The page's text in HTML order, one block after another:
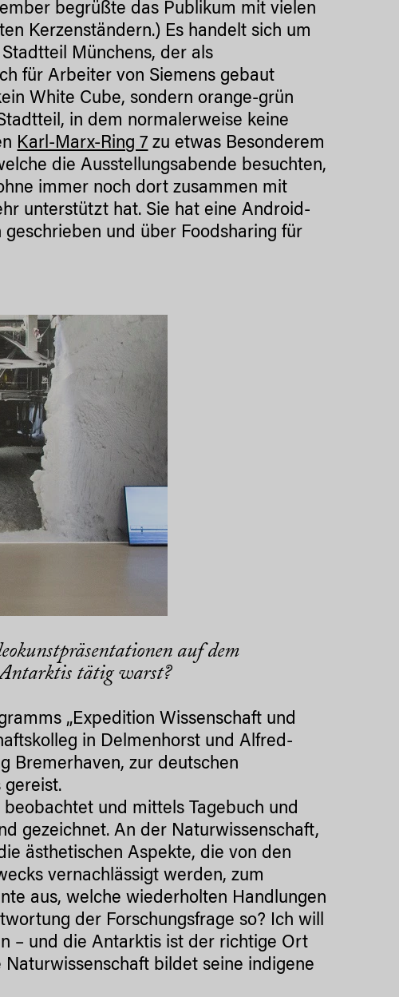
begrüßte das Publikum mit vielen
Kerzenständern.) Es handelt sich um
Münchens, der als
für Arbeiter von Siemens gebaut
White Cube, sondern orange-grün
in dem normalerweise keine
Karl-Marx-Ring 7 zu etwas Besonderem
die Ausstellungsabende besuchten,
immer noch dort zusammen mit
unterstützt hat. Sie hat eine Android-
und über Foodsharing für
auf dem
tätig warst?
„Expedition Wissenschaft und
in Delmenhorst und Alfred-
Bremerhaven, zur deutschen
gereist.
und mittels Tagebuch und
gezeichnet. An der Naturwissenschaft,
ästhetischen Aspekte, die von den
vernachlässigt werden, zum
aus, welche wiederholten Handlungen
der Forschungsfrage so? Ich will
– und die Antarktis ist der richtige Ort
bildet seine indigene